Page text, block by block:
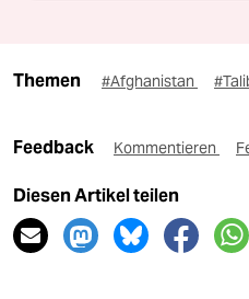
Themen #Afghanistan
Feedback Kommentieren
Diesen Artikel teilen